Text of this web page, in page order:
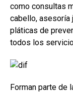
como consultas
cabello, asesoría
pláticas de
todos los
Forman parte de